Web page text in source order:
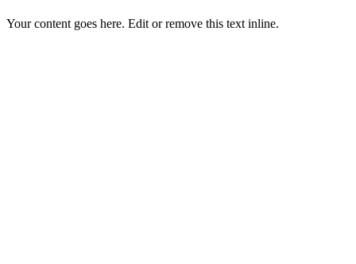
Your content goes here. Edit or remove this text inline.